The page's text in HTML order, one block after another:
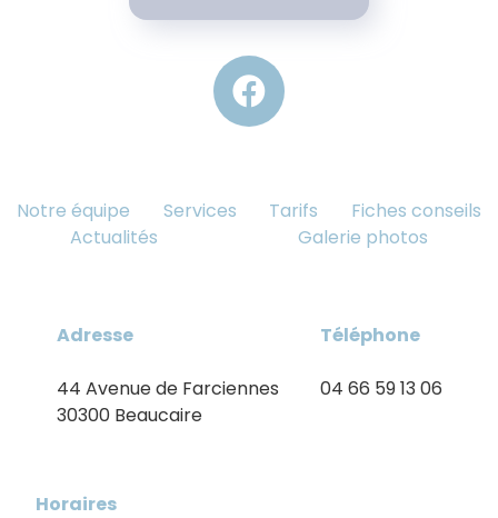
Notre équipe Services Tarifs
Fiches conseils
Actualités
Galerie photos
Adresse
44 Avenue de Farciennes
30300 Beaucaire
Téléphone
04 66 59 13 06
Horaires